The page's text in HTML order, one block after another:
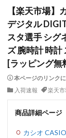
【楽天市場】
デジタル
スタ選手 シグ
ズ 腕時計 時
[ラッピング無
本ページのリンク
入荷速報
楽天
商品詳細ページ
カシオ